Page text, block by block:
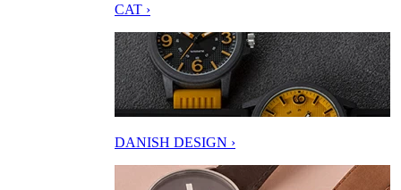
CAT ›
DANISH DESIGN ›